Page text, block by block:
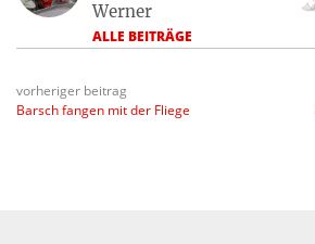
Werner
ALLE BEITRÄGE
vorheriger beitrag
Barsch fangen mit der Fliege